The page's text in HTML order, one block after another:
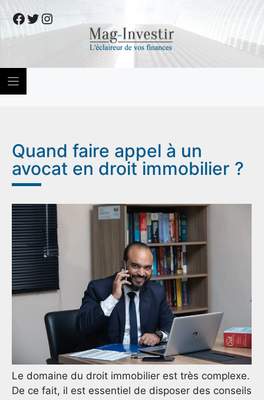
to
content
Facebook
Twitter
Instagram
Quand faire appel à un
avocat en droit immobilier ?
Le domaine du droit immobilier est très complexe.
De ce fait, il est essentiel de disposer des conseils